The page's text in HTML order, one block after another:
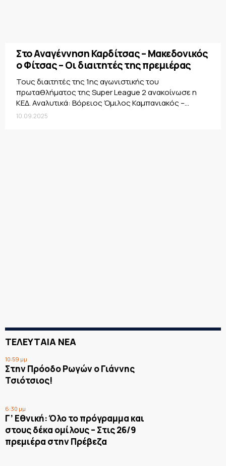
Στο Αναγέννηση Καρδίτσας – Μακεδονικός
ο Φίτσας – Οι διαιτητές της πρεμιέρας
Τους διαιτητές της 1ης αγωνιστικής του
πρωταθλήματος της Super League 2 ανακοίνωσε η
ΚΕΔ. Αναλυτικά: Βόρειος Όμιλος Καμπανιακός –...
10.09.2025
ΤΕΛΕΥΤΑΙΑ ΝΕΑ
10:59 μμ
Στην Πρόοδο Ρωγών ο Γιάννης
Τσιότσιος!
6:30 μμ
Γ’ Εθνική: Όλο το πρόγραμμα και
στους δέκα ομίλους – Στις 26/9
πρεμιέρα στην Πρέβεζα